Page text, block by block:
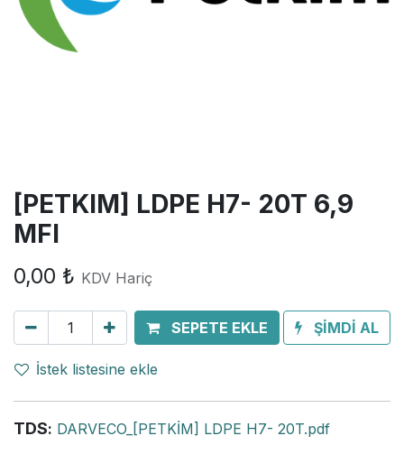
[PETKIM] LDPE H7- 20T 6,9
MFI
0,00 ₺ KDV Hariç
SEPETE EKLE ŞİMDİ AL
İstek listesine ekle
TDS: DARVECO_[PETKİM] LDPE H7- 20T.pdf